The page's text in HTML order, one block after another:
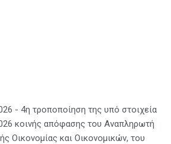
- 4η τροποποίηση της υπό στοιχεία
κοινής απόφασης του Αναπληρωτή
Οικονομίας και Οικονομικών, του